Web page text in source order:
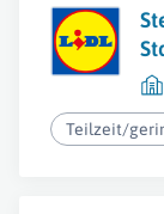
Teilzeit/